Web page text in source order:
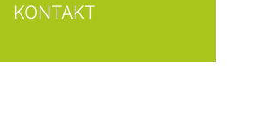
KONTAKT